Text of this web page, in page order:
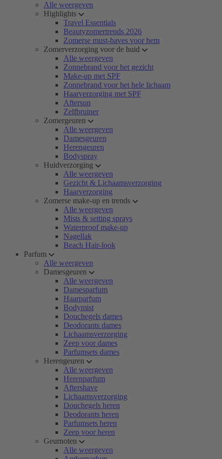
Alle weergeven
Highlights
Travel Essentials
Beautyzomertrends 2026
Zomerse must-haves voor hem
Zomerverzorging voor de huid
Alle weergeven
Zonnebrand voor het gezicht
Make-up met SPF
Zonnebrand voor het hele lichaam
Haarverzorging met SPF
Aftersun
Zelfbruiner
Zomergeuren
Alle weergeven
Damesgeuren
Herengeuren
Bodyspray
Huidverzorging
Alle weergeven
Gezicht & Lichaamsverzorging
Haarverzorging
Zomerse make-up en trends
Alle weergeven
Mists & setting sprays
Waterproof make-up
Nagellak
Beach Hair-look
Parfum
Alle weergeven
Damesgeuren
Alle weergeven
Damesparfum
Haarparfum
Bodymist
Douchegels dames
Deodorants dames
Lichaamsverzorging
Zeep voor dames
Parfumsets dames
Herengeuren
Alle weergeven
Herenparfum
Aftershave
Lichaamsverzorging
Douchegels heren
Deodorants heren
Parfumsets heren
Zeep voor heren
Geurnoten
Alle weergeven